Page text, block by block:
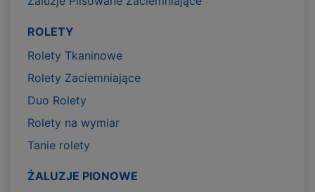
ROLETY
Rolety Tkaninowe
Rolety Zaciemniające
Duo Rolety
Rolety na wymiar
Tanie rolety
ŻALUZJE PIONOWE